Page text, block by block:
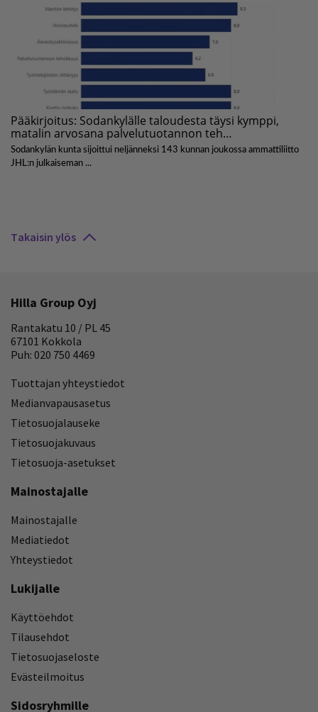
Takaisin ylös
Hilla Group Oyj
Rantakatu 10 / PL 45
67101 Kokkola
Puh: 020 750 4469
Tuottajan yhteystiedot
Medianvapausasetus
Tietosuojalauseke
Tietosuojakuvaus
Tietosuoja-asetukset
Mainostajalle
Mainostajalle
Mediatiedot
Yhteystiedot
Lukijalle
Käyttöehdot
Tilausehdot
Tietosuojaseloste
Evästeilmoitus
Sidosryhmille